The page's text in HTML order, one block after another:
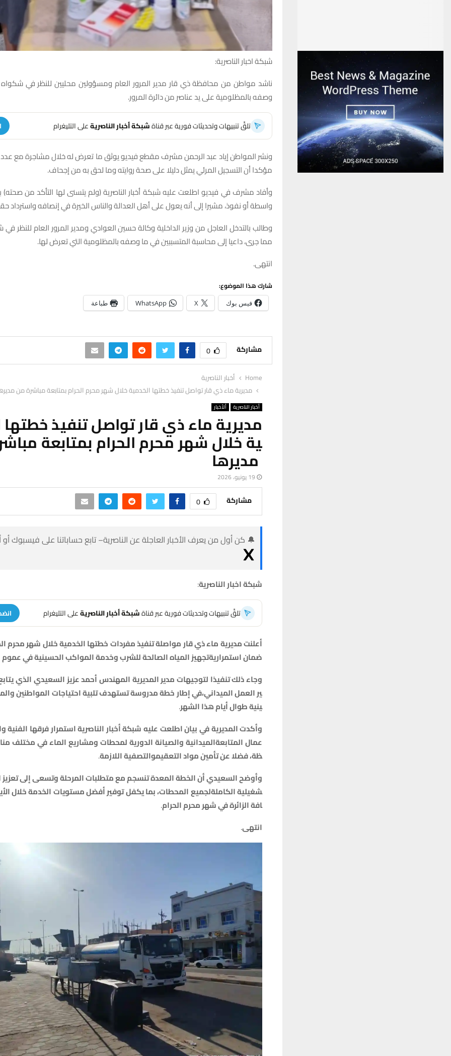
شبكة اخبار الناصرية:
ناشد مواطن من محافظة ذي قار مدير المرور العام ومسؤولين محليين للنظر في
وصفه بالمظلومية على يد عناصر من دائرة المرور.
تلقَّ تنبيهات وتحديثات فورية عبر قناةشبكة أخبار الناصريةعلى التليغرام
ونشر المواطن إياد عبد الرحمن مشرف مقطع فيديو يوثق ما تعرض له خلال مشاجرة مع عدد
مؤكدا أن التسجيل المرئي يمثل دليلا على صحة روايته وما لحق به من إجحاف.
وأفاد مشرف في فيديو اطلعت عليه شبكة أخبار الناصرية (ولم يتسنى لها التأكد من صحته)
واسطة أو نفوذ، مشيرا إلى أنه يعول على أهل العدالة والناس الخيرة في إنصافه واسترداد
وطالب بالتدخل العاجل من وزير الداخلية وكالة حسين العوادي ومدير المرور العام للنظر
مما جرى، داعيا إلى محاسبة المتسببين في ما وصفه بالمظلومية التي تعرض لها.
انتهى.
شارك هذا الموضوع:
فيس بوك X
WhatsApp طباعة
مشاركة 0
Home
أخبار الناصرية
مديرية ماء ذي قار تواصل تنفيذ خطتها الخدمية خلال شهر محرم الحرام بمتابعة مباشرة من
أخبار الناصرية ألأخبار
مديرية ماء ذي قار تواصل تنفيذ خطتها
ية خلال شهر محرم الحرام بمتابعة
مديرها
19 يونيو، 2026
مشاركة 0
🔔 كن أول من يعرف الأخبار العاجلة عن الناصرية– تابع حساباتنا على فيسبوك
شبكةاخبارالناصرية:
تلقَّ تنبيهات وتحديثات فورية عبر قناةشبكة أخبار الناصريةعلى التليغرام
أعلنتمديريةماءذيقارمواصلةتنفيذمفرداتخطتهاالخدميةخلالشهرمحرم
ضماناستمراريةتجهيزالمياهالصالحةللشربوخدمةالمواكبالحسينيةفيعموم
وجاءذلكتنفيذا لتوجيهاتمديرالمديريةالمهندسأحمدعزيزالسعيديالذي
يرالعملالميداني،فيإطارخطةمدروسةتستهدفتلبيةاحتياجاتالمواطنين
ينيةطوالأيامهذاالشهر.
وأكدتالمديريةفيبياناطلعتعليهشبكةأخبارالناصريةاستمرارفرقها الفنية
عمالالمتابعةالميدانيةوالصيانةالدوريةلمحطاتومشاريعالماءفيمختلف
ظة،فضلاعنتأمينموادالتعقيموالتصفيةاللازمة.
وأوضحالسعيديأنالخطةالمعدةتنسجممعمتطلباتالمرحلةوتسعىإلىتعزيز
شغيليةالكاملةلجميعالمحطات،بمايكفلتوفيرأفضلمستوياتالخدمةخلال
افةالزائرةفيشهرمحرمالحرام.
انتهى.